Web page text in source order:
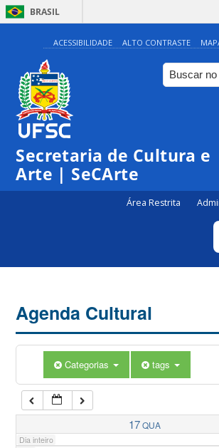
BRASIL
ACESSIBILIDADE ALTO CONTRASTE
Secretaria de Cultura e
Arte | SeCArte
Área Restrita
Agenda Cultural
Categorias tags
17QUA
Dia inteiro
0:00
1:00
5:00
7:00